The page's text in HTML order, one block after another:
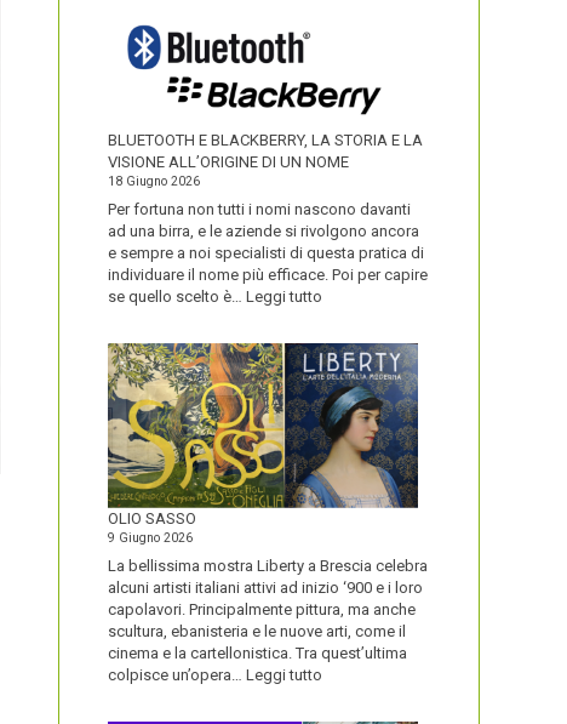
NOMI
DEI
SUOI
PRODOTTI
BLUETOOTH E BLACKBERRY, LA STORIA E LA
VISIONE ALL’ORIGINE DI UN NOME
18 Giugno 2026
Per fortuna non tutti i nomi nascono davanti
ad una birra, e le aziende si rivolgono ancora
e sempre a noi specialisti di questa pratica di
individuare il nome più efficace. Poi per capire
se quello scelto è… Leggi tutto
BLACKBERRY,
LA
STORIA
E
LA
VISIONE
ALL’ORIGINE
DI
NOME
OLIO SASSO
9 Giugno 2026
La bellissima mostra Liberty a Brescia celebra
alcuni artisti italiani attivi ad inizio ‘900 e i loro
capolavori. Principalmente pittura, ma anche
scultura, ebanisteria e le nuove arti, come il
cinema e la cartellonistica. Tra quest’ultima
colpisce un’opera… Leggi tutto